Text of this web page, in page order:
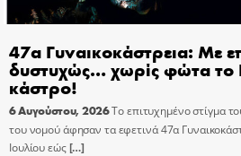
47α Γυναικοκάστρεια: Με
δυστυχώς… χωρίς φώτα το
κάστρο!
6 Αυγούστου, 2026Το επιτυχημένο στίγμα
του νομού άφησαν τα εφετινά 47α
Ιουλίου εώς[…]